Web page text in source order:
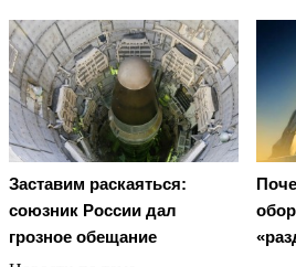
Заставим раскаяться:
союзник России дал
грозное обещание